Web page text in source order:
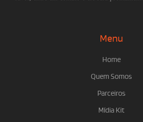
Menu
Home
Quem Somos
Parceiros
Mídia Kit